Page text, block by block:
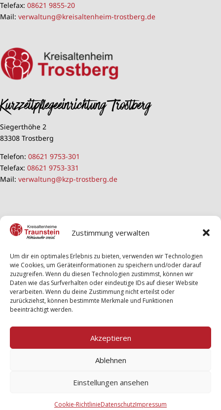
Zustimmung verwalten
Um dir ein optimales Erlebnis zu bieten, verwenden wir Technologien
wie Cookies, um Geräteinformationen zu speichern und/oder darauf
zuzugreifen. Wenn du diesen Technologien zustimmst, können wir
Daten wie das Surfverhalten oder eindeutige IDs auf dieser Website
verarbeiten. Wenn du deine Zustimmung nicht erteilst oder
zurückziehst, können bestimmte Merkmale und Funktionen
beeinträchtigt werden.
Akzeptieren
Ablehnen
Einstellungen ansehen
Cookie-RichtlinieDatenschutzImpressum
Telefax: 08621 9855-20
Mail: verwaltung@kreisaltenheim-trostberg.de
Kurzzeitpflegeeinrichtung Trostberg
Siegerthöhe 2
83308 Trostberg
Telefon: 08621 9753-301
Telefax: 08621 9753-331
Mail: verwaltung@kzp-trostberg.de